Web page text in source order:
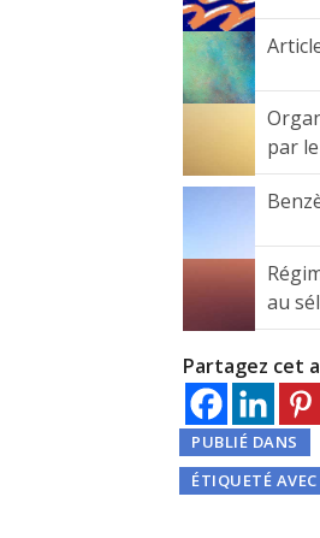
par
au
Partagez cet
PUBLIÉ DANS
ÉTIQUETÉ AVEC